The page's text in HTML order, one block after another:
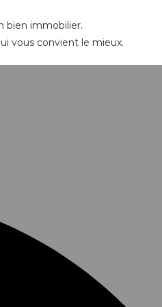
bien immobilier.
vous convient le mieux.